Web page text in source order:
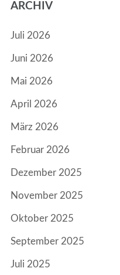
ARCHIV
Juli 2026
Juni 2026
Mai 2026
April 2026
März 2026
Februar 2026
Dezember 2025
November 2025
Oktober 2025
September 2025
Juli 2025